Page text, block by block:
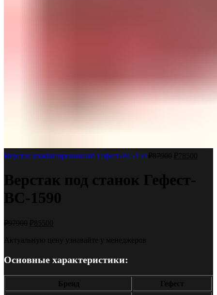
Верстак комбинированный Гефест-ВС-159 ₽87900 ₽78500
Верстак под станок Гефест-
ВС-1590
₽97900 ₽85500
Актуальную цену узнавайте у менеджеров
Основные характеристики:
Бренд
Гефест